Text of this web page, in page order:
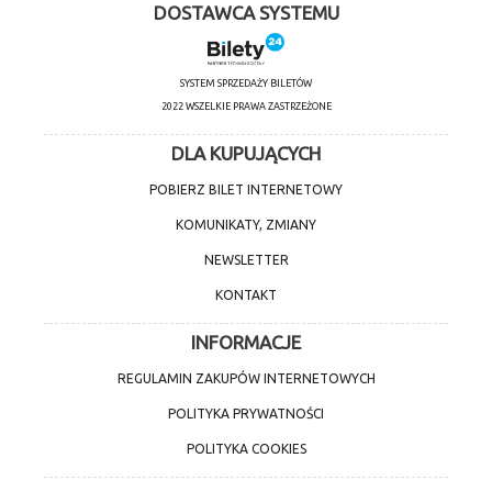
DOSTAWCA SYSTEMU
SYSTEM SPRZEDAŻY BILETÓW
2022 WSZELKIE PRAWA ZASTRZEŻONE
DLA KUPUJĄCYCH
POBIERZ BILET INTERNETOWY
KOMUNIKATY, ZMIANY
NEWSLETTER
KONTAKT
INFORMACJE
REGULAMIN ZAKUPÓW INTERNETOWYCH
POLITYKA PRYWATNOŚCI
POLITYKA COOKIES